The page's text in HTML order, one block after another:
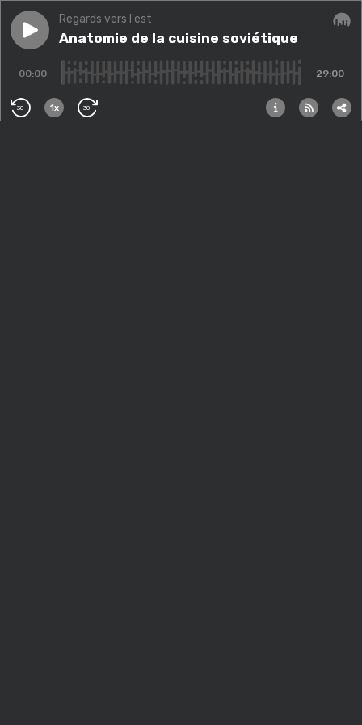
Play episodeAnatomie de la cuisine soviétique
Regards vers l'est
Anatomie de la cuisine soviétique
00:00 29:00
30 1x 30